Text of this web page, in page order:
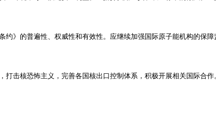
》的普遍性、权威性和有效性。应继续加强国际原子能机构的保障
击核恐怖主义，完善各国核出口控制体系，积极开展相关国际合作